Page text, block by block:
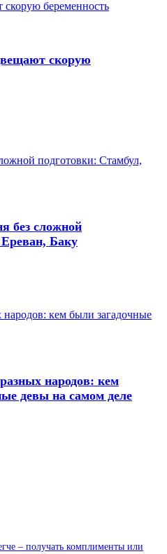
скорую беременность
скорую
подготовки: Стамбул,
без сложной
Баку
кем были загадочные
народов: кем
девы на самом деле
– получать комплименты или